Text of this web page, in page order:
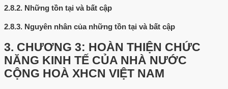
2.8.2. Những tồn tại và bất cập
2.8.3. Nguyên nhân của những tồn tại và bất cập
3. CHƯƠNG 3: HOÀN THIỆN CHỨC
NĂNG KINH TẾ CỦA NHÀ NƯỚC
CỘNG HOÀ XHCN VIỆT NAM